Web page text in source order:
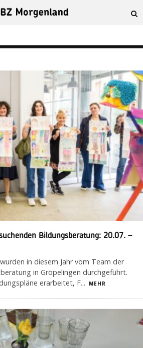
Bildungsberatung: 20.07. –
in diesem Jahr vom Team der
in Gröpelingen durchgeführt.
erarbeitet, F... MEHR